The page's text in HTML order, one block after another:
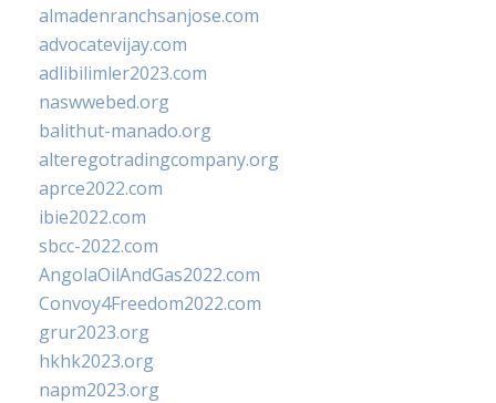
almadenranchsanjose.com
advocatevijay.com
adlibilimler2023.com
naswwebed.org
balithut-manado.org
alteregotradingcompany.org
aprce2022.com
ibie2022.com
sbcc-2022.com
AngolaOilAndGas2022.com
Convoy4Freedom2022.com
grur2023.org
hkhk2023.org
napm2023.org